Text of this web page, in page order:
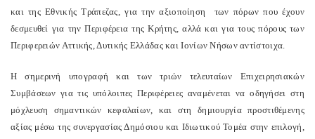
και της Εθνικής Τράπεζας, για την αξιοποίηση των πόρων που έχουν
δεσμευθεί για την Περιφέρεια της Κρήτης, αλλά και για τους πόρους των
Περιφερειών Αττικής, Δυτικής Ελλάδας και Ιονίων Νήσων αντίστοιχα.
Η σημερινή υπογραφή και των τριών τελευταίων Επιχειρησιακών
Συμβάσεων για τις υπόλοιπες Περιφέρειες αναμένεται να οδηγήσει στη
μόχλευση σημαντικών κεφαλαίων, και στη δημιουργία προστιθέμενης
αξίας μέσω της συνεργασίας Δημόσιου και Ιδιωτικού Τομέα στην επιλογή,